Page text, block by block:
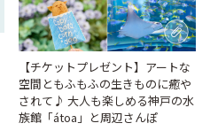
【チケットプレゼント】アートな
空間ともふもふの生きものに癒や
されて♪ 大人も楽しめる神戸の水
族館「átoa」と周辺さんぽ